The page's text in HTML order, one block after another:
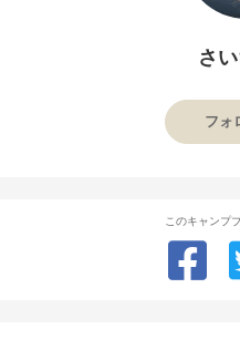
さ
フォ
このキャンプ